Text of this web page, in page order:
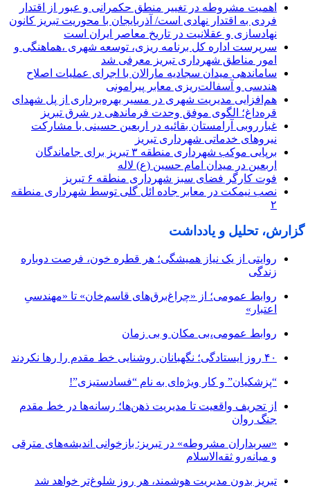
اهمیت مشروطه در تغییر منطق حکمرانی و عبور از اقتدار
فردی به اقتدار نهادی است/ آذربایجان با محوریت تبریز کانون
نهادسازی و عقلانیت در تاریخ معاصر ایران است
سرپرست اداره کل برنامه ریزی، توسعه شهری ،هماهنگی و
امور مناطق شهرداری تبریز معرفی شد
ساماندهی میدان سجادیه مارالان با اجرای عملیات اصلاح
هندسی و آسفالت‌ریزی معابر پیرامونی
هم‌افزایی مدیریت شهری در مسیر بهره‌برداری از پل شهدای
قره‌داغ؛ الگوی موفق وحدت فرماندهی در شرق تبریز
غبارروبی آرامستان بقائیه در اربعین حسینی با مشارکت
نیروهای خدماتی شهرداری تبریز
برپایی موکب شهرداری منطقه ۳ تبریز برای جاماندگان
اربعین در میدان امام حسین (ع) لاله
فوت کارگر فضای سبز شهرداری منطقه ۶ تبریز
نصب نیمکت در معابر جاده ائل گلی توسط شهرداری منطقه
۲
گزارش، تحلیل و یادداشت
روایتی از یک نیاز همیشگی؛ هر قطره خون، فرصت دوباره
زندگی
روابط عمومی؛ از «چراغ‌برق‌های قاسم‌خان» تا «مهندسیِ
اعتبار»
روابط عمومی،بی مکان و بی زمان
۴۰ روز ایستادگی؛ نگهبانان روشنایی خط مقدم را رها نکردند
“پزشکیان” و کار ویژه‌ای به نام “فسادستیزی”!
از تحریف واقعیت تا مدیریت ذهن‌ها؛ رسانه‌ها در خط مقدم
جنگ روان
«سربداران مشروطه» در تبریز: بازخوانی اندیشه‌های مترقی
و میانه‌رو ثقه‌الاسلام
تبریز بدون مدیریت هوشمند، هر روز شلوغ‌تر خواهد شد